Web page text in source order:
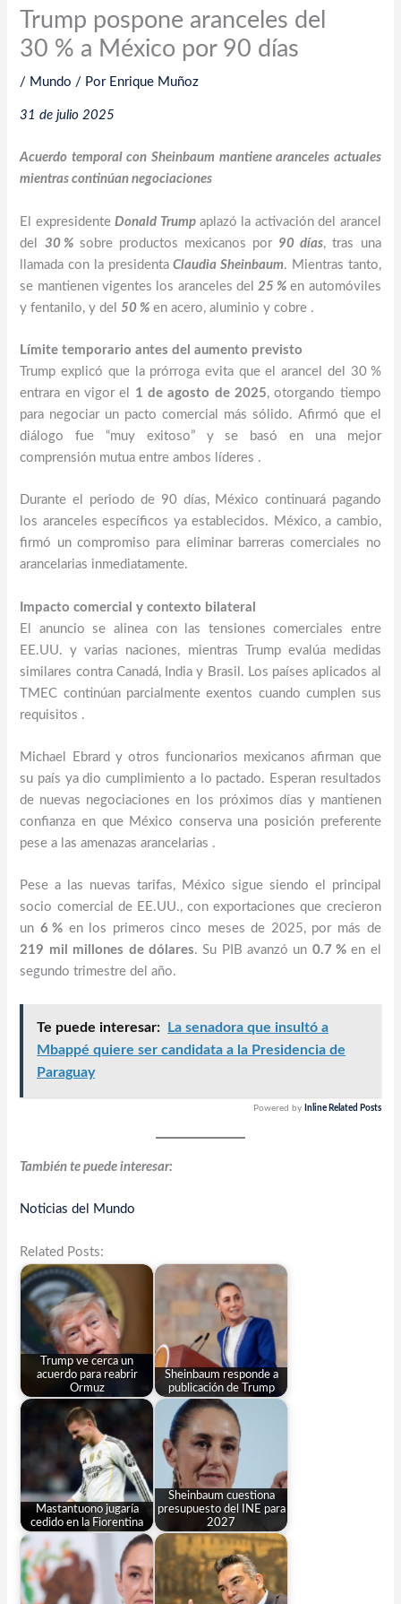
Trump pospone aranceles del
30 % a México por 90 días
/ Mundo / Por Enrique Muñoz
31 de julio 2025
Acuerdo temporal con Sheinbaum mantiene aranceles actuales
mientras continúan negociaciones
El expresidenteDonald Trumpaplazó la activación del arancel
del 30 %sobre productos mexicanos por 90 días, tras una
llamada con la presidentaClaudia Sheinbaum. Mientras tanto,
se mantienen vigentes los aranceles del 25 % en automóviles
y fentanilo, y del50 % en acero, aluminio y cobre .
Límite temporario antes del aumento previsto
Trump explicó que la prórroga evita que el arancel del 30 %
entrara en vigor el 1 de agosto de 2025, otorgando tiempo
para negociar un pacto comercial más sólido. Afirmó que el
diálogo fue “muy exitoso” y se basó en una mejor
comprensión mutua entre ambos líderes .
Durante el periodo de 90 días, México continuará pagando
los aranceles específicos ya establecidos. México, a cambio,
firmó un compromiso para eliminar barreras comerciales no
arancelarias inmediatamente.
Impacto comercial y contexto bilateral
El anuncio se alinea con las tensiones comerciales entre
EE.UU. y varias naciones, mientras Trump evalúa medidas
similares contra Canadá, India y Brasil. Los países aplicados al
TMEC continúan parcialmente exentos cuando cumplen sus
requisitos .
Michael Ebrard y otros funcionarios mexicanos afirman que
su país ya dio cumplimiento a lo pactado. Esperan resultados
de nuevas negociaciones en los próximos días y mantienen
confianza en que México conserva una posición preferente
pese a las amenazas arancelarias .
Pese a las nuevas tarifas, México sigue siendo el principal
socio comercial de EE.UU., con exportaciones que crecieron
un6 % en los primeros cinco meses de 2025, por más de
219 mil millones de dólares. Su PIB avanzó un 0.7 %en el
segundo trimestre del año.
Te puede interesar:
La senadora que insultó a
Mbappé quiere ser candidata a la Presidencia de
Paraguay
Powered by Inline Related Posts
También te puede interesar:
Noticias del Mundo
Related Posts:
Trump ve cerca un
acuerdo para reabrir
Ormuz
Sheinbaum responde a
publicación de Trump
Mastantuono jugaría
cedido en la Fiorentina
Sheinbaum cuestiona
presupuesto del INE para
2027